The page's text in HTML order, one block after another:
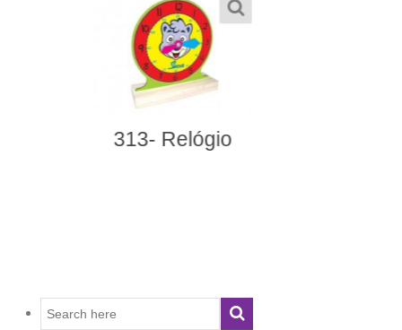
006- Sacolão Criativo
Plugando Ideias